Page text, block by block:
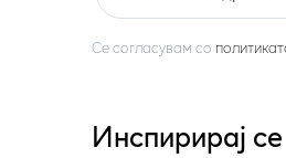
Се согласувам со
Инспирирај се